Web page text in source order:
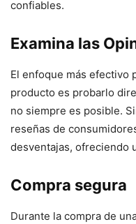
confiables.
Examina las
El enfoque más efectivo
producto es probarlo
no siempre es posible.
reseñas de
desventajas, ofreciendo
Compra segura
Durante la compra de